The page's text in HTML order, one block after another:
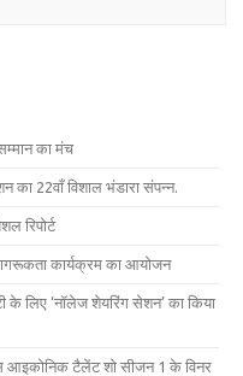
का मंच
का 22वाँ विशाल भंडारा संपन्न.
रिपोर्ट
कार्यक्रम का आयोजन
के लिए ‘नॉलेज शेयरिंग सेशन’ का किया
आइकोनिक टैलेंट शो सीजन 1 के विनर